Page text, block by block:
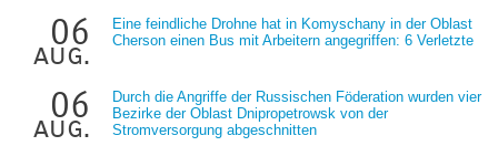
06
aug.
Eine feindliche Drohne hat in Komyschany in der Oblast
Cherson einen Bus mit Arbeitern angegriffen: 6 Verletzte
06
aug.
Durch die Angriffe der Russischen Föderation wurden vier
Bezirke der Oblast Dnipropetrowsk von der
Stromversorgung abgeschnitten